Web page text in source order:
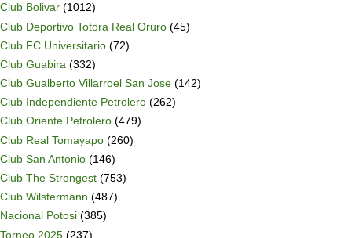
Club Bolivar (1012)
Club Deportivo Totora Real Oruro (45)
Club FC Universitario (72)
Club Guabira (332)
Club Gualberto Villarroel San Jose (142)
Club Independiente Petrolero (262)
Club Oriente Petrolero (479)
Club Real Tomayapo (260)
Club San Antonio (146)
Club The Strongest (753)
Club Wilstermann (487)
Nacional Potosi (385)
Torneo 2025 (237)